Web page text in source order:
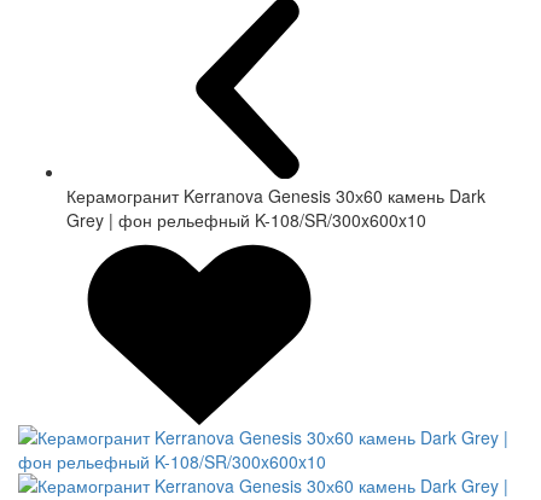
Керамогранит Kerranova Genesis 30х60 камень Dark
Grey | фон рельефный K-108/SR/300x600x10